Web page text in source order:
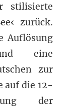
stilisierte
zurück.
Auflösung
eine
zur
auf die 12-
der